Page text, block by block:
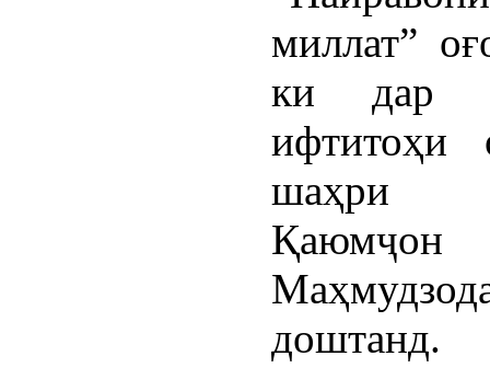
миллат”
ки дар
ифтитоҳи
шаҳри
Қаюмҷон
доштанд.